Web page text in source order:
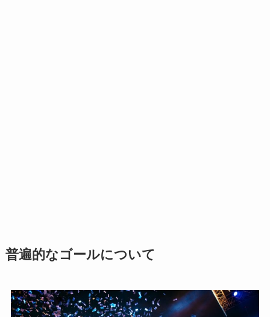
普遍的なゴールについて